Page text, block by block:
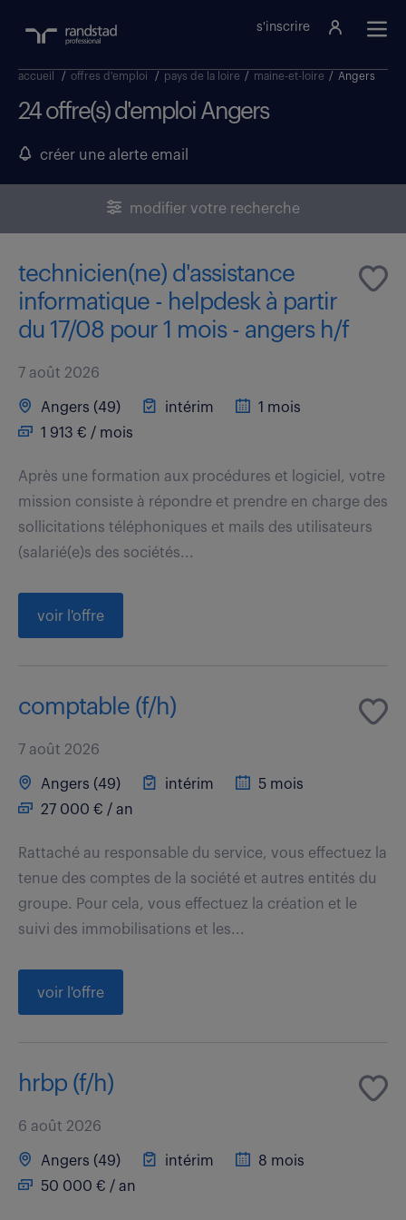
s'inscrire
accueil / offres d'emploi / pays de la loire / maine-et-loire / Angers
24 offre(s) d'emploi Angers
créer une alerte email
modifier votre recherche
technicien(ne) d'assistance
informatique - helpdesk à partir
du 17/08 pour 1 mois - angers h/f
7 août 2026
Angers (49) intérim
1 mois
1 913 € / mois
Après une formation aux procédures et logiciel, votre
mission consiste à répondre et prendre en charge des
sollicitations téléphoniques et mails des utilisateurs
(salarié(e)s des sociétés...
voir l'offre
comptable (f/h)
7 août 2026
Angers (49) intérim
5 mois
27 000 € / an
Rattaché au responsable du service, vous effectuez la
tenue des comptes de la société et autres entités du
groupe. Pour cela, vous effectuez la création et le
suivi des immobilisations et les...
voir l'offre
hrbp (f/h)
6 août 2026
Angers (49) intérim
8 mois
50 000 € / an